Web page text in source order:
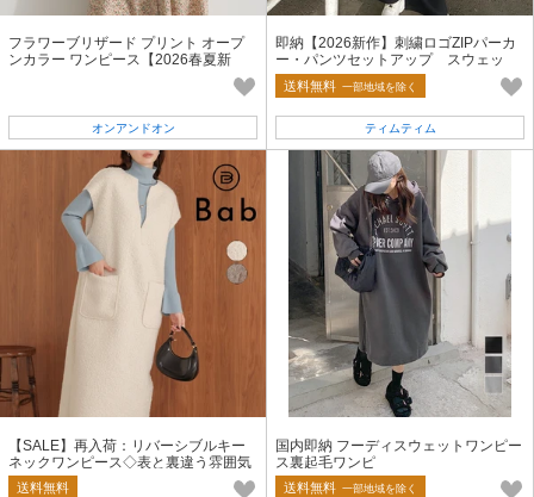
フラワーブリザード プリント オープ
ンカラー ワンピース【2026春夏新
オンアンドオン
即納【2026新作】刺繍ロゴZIPパーカ
ー・パンツセットアップ スウェッ
ト 上下セット 2点 クマチャーム
送料無料 一部地域を除く
ティムティム
【SALE】再入荷：リバーシブルキー
ネックワンピース◇表と裏違う雰囲気
を楽しめるリバーシブル仕様
送料無料
国内即納 フーディスウェットワンピー
ス裏起毛ワンピ
送料無料 一部地域を除く